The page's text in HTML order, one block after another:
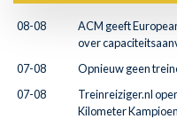
08-08
ACM geeft
over
07-08
Opnieuw geen
07-08
Treinreiziger.nl
Kilometer Kampioen